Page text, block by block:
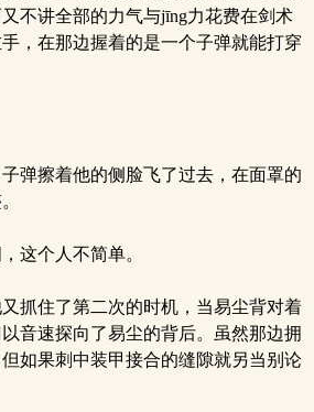
不讲全部的力气与jīng力花费在剑术
手，在那边握着的是一个子弹就能打穿
弹擦着他的侧脸飞了过去，在面罩的
这个人不简单。
抓住了第二次的时机，当易尘背对着
音速探向了易尘的背后。虽然那边拥
如果刺中装甲接合的缝隙就另当别论